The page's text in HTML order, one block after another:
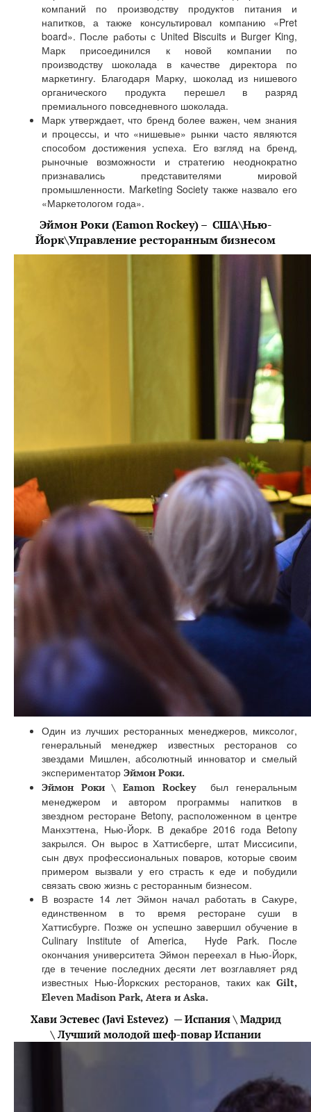
компаний по производству продуктов питания и
напитков, а также консультировал компанию «Pret
board». После работы с United Biscuits и Burger King,
Марк присоединился к новой компании по
производству шоколада в качестве директора по
маркетингу. Благодаря Марку, шоколад из нишевого
органического продукта перешел в разряд
премиального повседневного шоколада.
Марк утверждает, что бренд более важен, чем знания
и процессы, и что «нишевые» рынки часто являются
способом достижения успеха. Его взгляд на бренд,
рыночные возможности и стратегию неоднократно
признавались представителями мировой
промышленности. Marketing Society также назвало его
«Маркетологом года».
Эймон Роки (Eamon Rockey) – США\Нью-
Йорк\Управление ресторанным бизнесом
Один из лучших ресторанных менеджеров, миксолог,
генеральный менеджер известных ресторанов со
звездами Мишлен, абсолютный инноватор и смелый
экспериментатор Эймон Роки.
Эймон Роки \ Eamon Rockeyбыл генеральным
менеджером и автором программы напитков в
звездном ресторане Betony, расположенном в центре
Манхэттена, Нью-Йорк. В декабре 2016 года Betony
закрылся. Он вырос в Хаттисберге, штат Миссисипи,
сын двух профессиональных поваров, которые своим
примером вызвали у его страсть к еде и побудили
связать свою жизнь с ресторанным бизнесом.
В возрасте 14 лет Эймон начал работать в Сакуре,
единственном в то время ресторане суши в
Хаттисбурге. Позже он успешно завершил обучение в
Culinary Institute of America, Hyde Park. После
окончания университета Эймон переехал в Нью-Йорк,
где в течение последних десяти лет возглавляет ряд
известных Нью-Йоркских ресторанов, таких как Gilt,
Eleven Madison Park, Atera и Aska.
Хави Эстевес (Javi Estevez) — Испания \ Мадрид
\ Лучший молодой шеф-повар Испании